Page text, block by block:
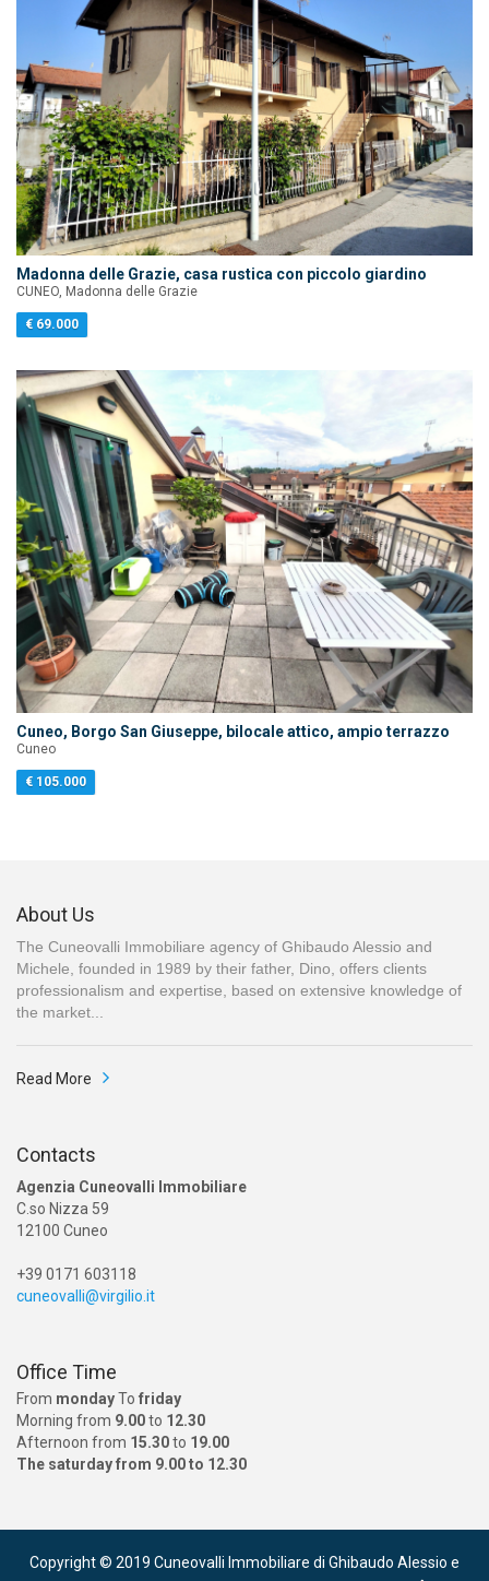
Madonna delle Grazie, casa rustica con piccolo giardino
CUNEO, Madonna delle Grazie
€ 69.000
Cuneo, Borgo San Giuseppe, bilocale attico, ampio terrazzo
Cuneo
€ 105.000
About Us
The Cuneovalli Immobiliare agency of Ghibaudo Alessio and
Michele, founded in 1989 by their father, Dino, offers clients
professionalism and expertise, based on extensive knowledge of
the market...
Read More
Contacts
Agenzia Cuneovalli Immobiliare
C.so Nizza 59
12100 Cuneo
+39 0171 603118
cuneovalli@virgilio.it
Office Time
From mondayTo friday
Morning from 9.00to 12.30
Afternoon from 15.30to 19.00
The saturday from 9.00 to 12.30
Copyright © 2019 Cuneovalli Immobiliare di Ghibaudo Alessio e